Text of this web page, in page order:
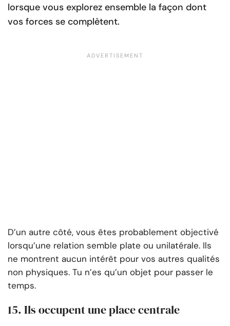
lorsque vous explorez ensemble la façon dont
vos forces se complètent.
D’un autre côté, vous êtes probablement objectivé
lorsqu’une relation semble plate ou unilatérale. Ils
ne montrent aucun intérêt pour vos autres qualités
non physiques. Tu n’es qu’un objet pour passer le
temps.
15. Ils occupent une place centrale